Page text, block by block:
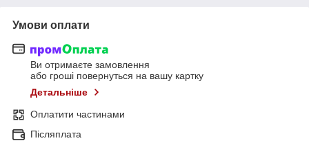
Умови оплати
Ви отримаєте замовлення
або гроші повернуться на вашу картку
Детальніше
Оплатити частинами
Післяплата